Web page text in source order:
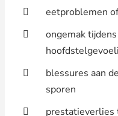
eetproblemen
ongemak
blessures aan
sporen
prestatieverlies